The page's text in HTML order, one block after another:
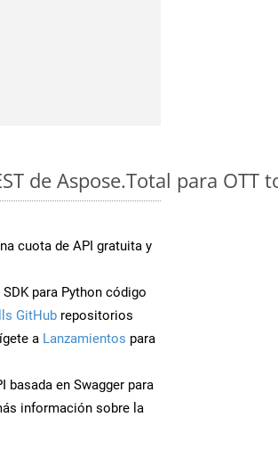
de Aspose.Total para OTT
cuota de API gratuita y
para Python código
GitHub repositorios
a Lanzamientos para
basada en Swagger para
información sobre la